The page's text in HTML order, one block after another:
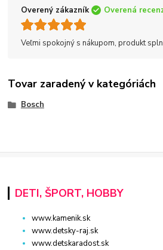
Overený zákazník Overená
Veľmi spokojný s nákupom, produkt
Tovar zaradený v kategóriách
Bosch
DETI, ŠPORT, HOBBY
www.kamenik.sk
www.detsky-raj.sk
www.detskaradost.sk